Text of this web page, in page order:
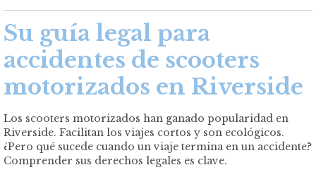
Su guía legal para
accidentes de scooters
motorizados en Riverside
Los scooters motorizados han ganado popularidad en
Riverside. Facilitan los viajes cortos y son ecológicos.
¿Pero qué sucede cuando un viaje termina en un accidente?
Comprender sus derechos legales es clave.